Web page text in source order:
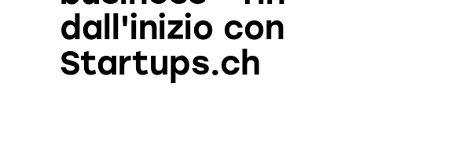
dall'inizio con
Startups.ch